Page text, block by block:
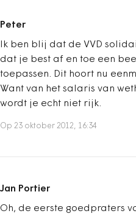
Peter
Ik ben blij dat de VVD
dat je best af en toe een
toepassen. Dit hoort nu
Want van het salaris van
wordt je echt niet rijk.
Op 23 oktober 2012, 16:34
Jan Portier
Oh, de eerste goedpraters